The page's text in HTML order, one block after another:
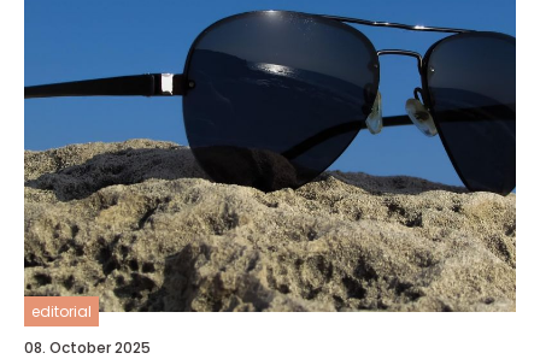
editorial
08. October 2025